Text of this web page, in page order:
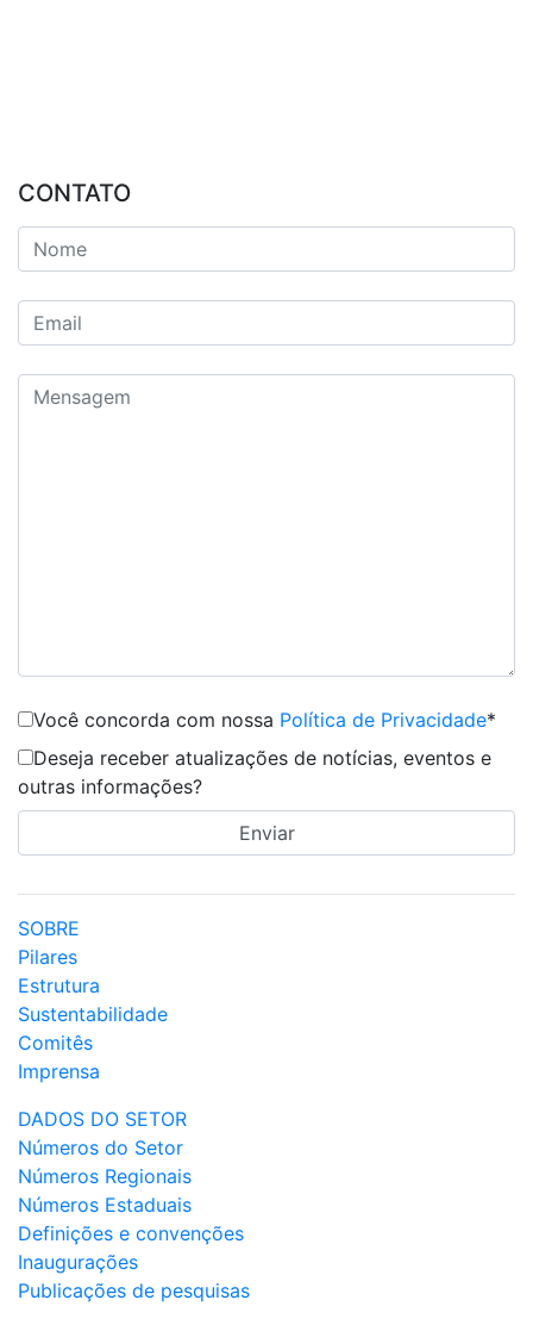
CONTATO
Você concorda com nossa Política de Privacidade*
Deseja receber atualizações de notícias, eventos e
outras informações?
SOBRE
Pilares
Estrutura
Sustentabilidade
Comitês
Imprensa
DADOS DO SETOR
Números do Setor
Números Regionais
Números Estaduais
Definições e convenções
Inaugurações
Publicações de pesquisas